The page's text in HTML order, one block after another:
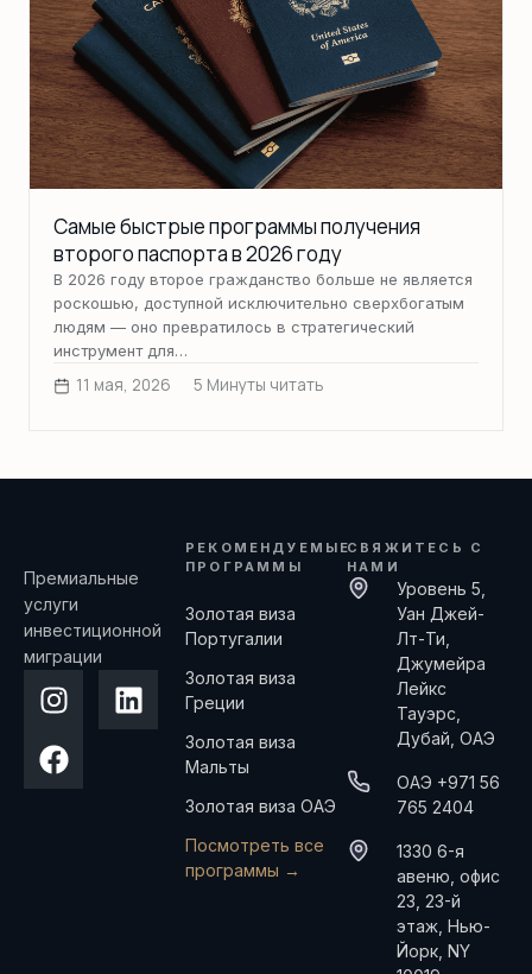
Самые быстрые программы получения
второго паспорта в 2026 году
В 2026 году второе гражданство больше не является
роскошью, доступной исключительно сверхбогатым
людям — оно превратилось в стратегический
инструмент для…
11 мая, 2026 5 Минуты читать
Премиальные
услуги
инвестиционной
миграции
РЕКОМЕНДУЕМЫЕ
ПРОГРАММЫ
Золотая виза
Португалии
Золотая виза
Греции
Золотая виза
Мальты
Золотая виза ОАЭ
Посмотреть все
программы →
СВЯЖИТЕСЬ С
НАМИ
Уровень 5,
Уан Джей-
Лт-Ти,
Джумейра
Лейкс
Тауэрс,
Дубай, ОАЭ
ОАЭ +971 56
765 2404
1330 6-я
авеню, офис
23, 23-й
этаж, Нью-
Йорк, NY